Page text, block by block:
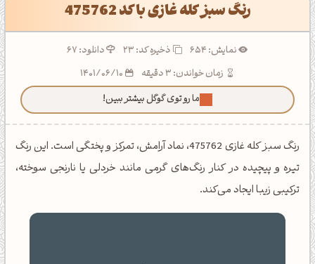
رنگ سبز کله غازی با کد 475762
نمایش: 654 ذخیره کد:23
دانلود: 67
زمان خواندن: 3 دقیقه
ما رو توی گوگل بیشتر ببین!
رنگ سبز کله غازی 475762، نماد آرامش، تمرکز و پختگی است. این رنگ
تیره و پیچیده در کنار رنگ‌های گرمی مانند خردلی یا نارنجی سوخته،
ترکیبی زیبا ایجاد می‌کند.